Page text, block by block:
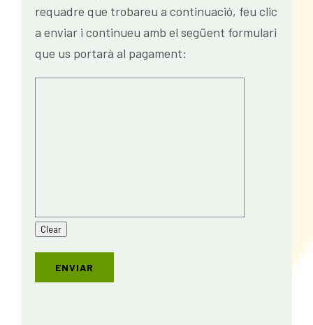
requadre que trobareu a continuació, feu clic
a enviar i continueu amb el següent formulari
que us portarà al pagament: